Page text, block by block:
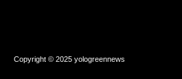
Copyright © 2025 yologreennews